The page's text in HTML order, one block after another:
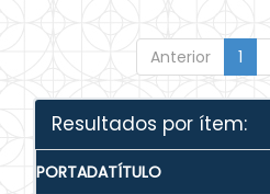
Anterior 1
Resultados por ítem:
PORTADATÍTULO